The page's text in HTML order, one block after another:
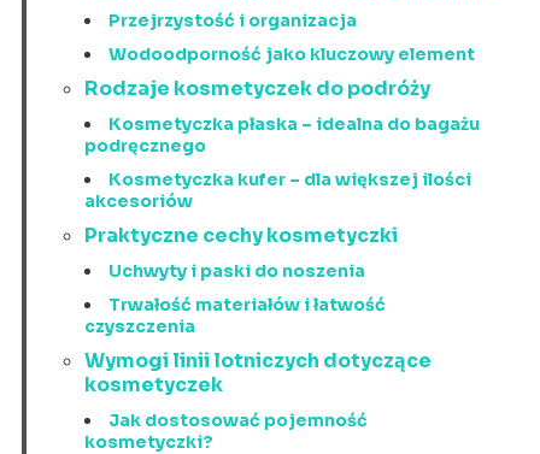
Przejrzystość i organizacja
Wodoodporność jako kluczowy element
Rodzaje kosmetyczek do podróży
Kosmetyczka płaska – idealna do bagażu
podręcznego
Kosmetyczka kufer – dla większej ilości
akcesoriów
Praktyczne cechy kosmetyczki
Uchwyty i paski do noszenia
Trwałość materiałów i łatwość
czyszczenia
Wymogi linii lotniczych dotyczące
kosmetyczek
Jak dostosować pojemność
kosmetyczki?